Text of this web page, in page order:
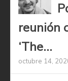
reunión
‘The...
octubre 14,